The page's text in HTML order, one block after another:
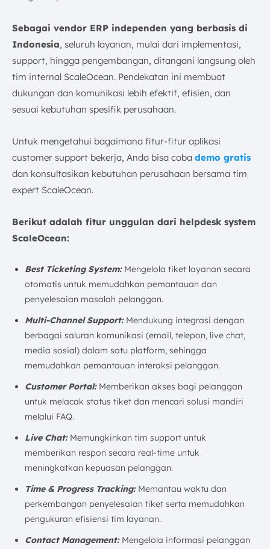
Sebagai vendor ERP independen yang berbasis di
Indonesia, seluruh layanan, mulai dari implementasi,
support, hingga pengembangan, ditangani langsung oleh
tim internal ScaleOcean. Pendekatan ini membuat
dukungan dan komunikasi lebih efektif, efisien, dan
sesuai kebutuhan spesifik perusahaan.
Untuk mengetahui bagaimana fitur-fitur aplikasi
customer support bekerja, Anda bisa coba demo gratis
dan konsultasikan kebutuhan perusahaan bersama tim
expert ScaleOcean.
Berikut adalah fitur unggulan dari helpdesk system
ScaleOcean:
Best Ticketing System:Mengelola tiket layanan secara
otomatis untuk memudahkan pemantauan dan
penyelesaian masalah pelanggan.
Multi-Channel Support:Mendukung integrasi dengan
berbagai saluran komunikasi (email, telepon, live chat,
media sosial) dalam satu platform, sehingga
memudahkan pemantauan interaksi pelanggan.
Customer Portal:Memberikan akses bagi pelanggan
untuk melacak status tiket dan mencari solusi mandiri
melalui FAQ.
Live Chat:Memungkinkan tim support untuk
memberikan respon secara real-time untuk
meningkatkan kepuasan pelanggan.
Time & Progress Tracking:Memantau waktu dan
perkembangan penyelesaian tiket serta memudahkan
pengukuran efisiensi tim layanan.
Contact Management:Mengelola informasi pelanggan